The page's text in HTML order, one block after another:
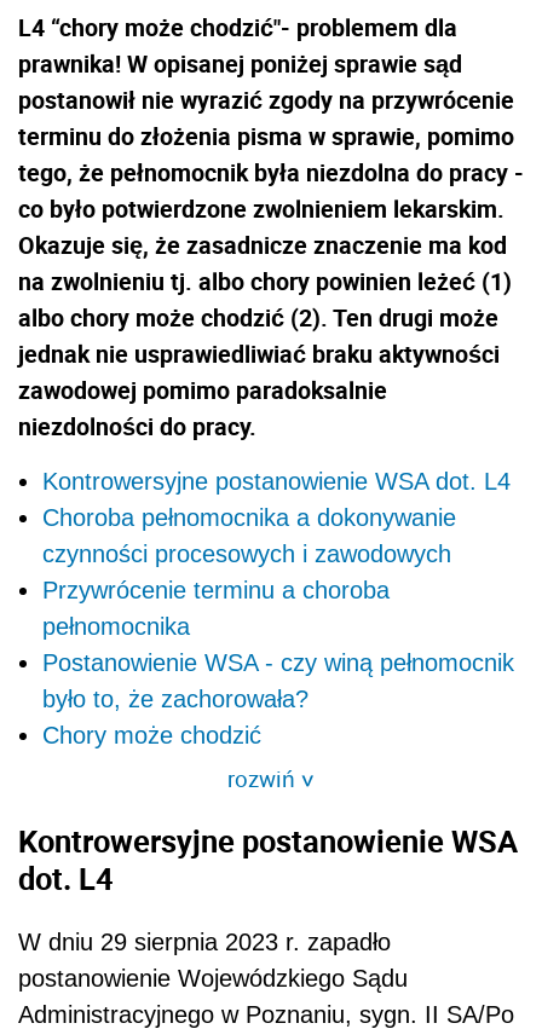
L4 “chory może chodzić"- problemem dla
prawnika! W opisanej poniżej sprawie sąd
postanowił nie wyrazić zgody na przywrócenie
terminu do złożenia pisma w sprawie, pomimo
tego, że pełnomocnik była niezdolna do pracy -
co było potwierdzone zwolnieniem lekarskim.
Okazuje się, że zasadnicze znaczenie ma kod
na zwolnieniu tj. albo chory powinien leżeć (1)
albo chory może chodzić (2). Ten drugi może
jednak nie usprawiedliwiać braku aktywności
zawodowej pomimo paradoksalnie
niezdolności do pracy.
Kontrowersyjne postanowienie WSA dot. L4
Choroba pełnomocnika a dokonywanie
czynności procesowych i zawodowych
Przywrócenie terminu a choroba
pełnomocnika
Postanowienie WSA - czy winą pełnomocnik
było to, że zachorowała?
Chory może chodzić
rozwiń>
Kontrowersyjne postanowienie WSA
dot. L4
W dniu 29 sierpnia 2023 r. zapadło
postanowienie Wojewódzkiego Sądu
Administracyjnego w Poznaniu, sygn. II SA/Po